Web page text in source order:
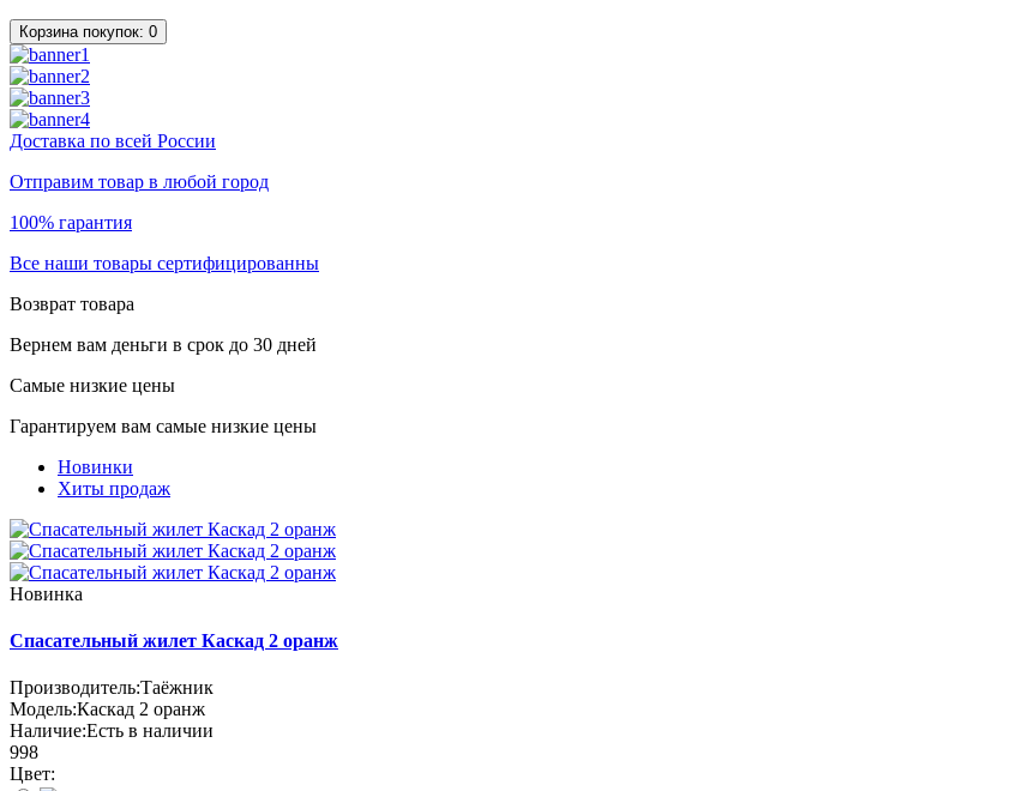
Корзина покупок: 0
Доставка по всей России
Отправим товар в любой город
100% гарантия
Все наши товары сертифицированны
Возврат товара
Вернем вам деньги в срок до 30 дней
Самые низкие цены
Гарантируем вам самые низкие цены
Новинки
Хиты продаж
Новинка
Cпасательный жилет Каскад 2 оранж
Производитель:Таёжник
Модель:Каскад 2 оранж
Наличие:Есть в наличии
998
Цвет: